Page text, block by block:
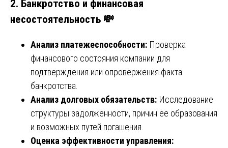
2. Банкротство и финансовая
несостоятельность 💸
Анализ платежеспособности: Проверка
финансового состояния компании для
подтверждения или опровержения факта
банкротства.
Анализ долговых обязательств: Исследование
структуры задолженности, причин ее образования
и возможных путей погашения.
Оценка эффективности управления: